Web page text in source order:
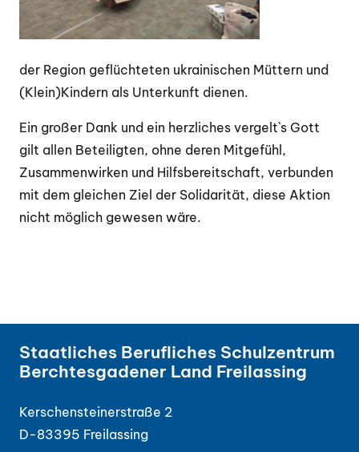
der Region geflüchteten ukrainischen Müttern und
(Klein)Kindern als Unterkunft dienen.
Ein großer Dank und ein herzliches vergelt`s Gott
gilt allen Beteiligten, ohne deren Mitgefühl,
Zusammenwirken und Hilfsbereitschaft, verbunden
mit dem gleichen Ziel der Solidarität, diese Aktion
nicht möglich gewesen wäre.
Staatliches Berufliches Schulzentrum
Berchtesgadener Land Freilassing
Kerschensteinerstraße 2
D-83395 Freilassing